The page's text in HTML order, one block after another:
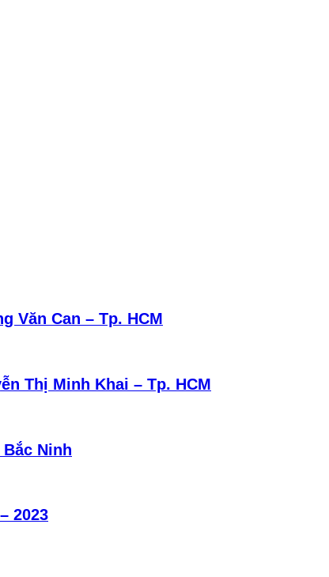
Văn Can – Tp. HCM
Thị Minh Khai – Tp. HCM
Ninh
2023